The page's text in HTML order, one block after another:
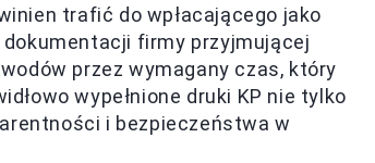
trafić do wpłacającego jako
firmy przyjmującej
przez wymagany czas, który
wypełnione druki KP nie tylko
i bezpieczeństwa w